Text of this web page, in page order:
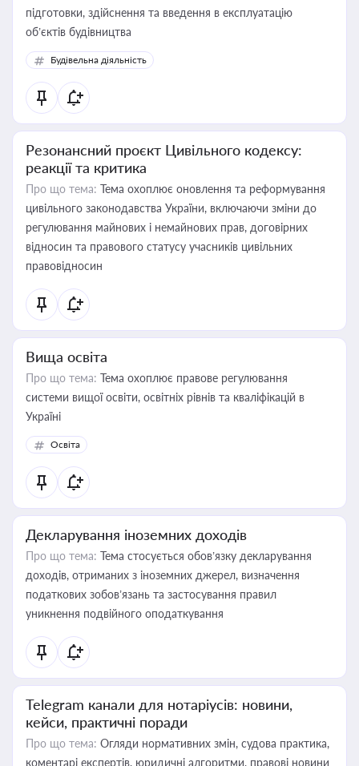
підготовки, здійснення та введення в експлуатацію
об’єктів будівництва
Будівельна діяльність
Резонансний проєкт Цивільного кодексу:
реакції та критика
Про що тема: Тема охоплює оновлення та реформування
цивільного законодавства України, включаючи зміни до
регулювання майнових і немайнових прав, договірних
відносин та правового статусу учасників цивільних
правовідносин
Вища освіта
Про що тема: Тема охоплює правове регулювання
системи вищої освіти, освітніх рівнів та кваліфікацій в
Україні
Освіта
Декларування іноземних доходів
Про що тема: Тема стосується обов’язку декларування
доходів, отриманих з іноземних джерел, визначення
податкових зобов’язань та застосування правил
уникнення подвійного оподаткування
Telegram канали для нотаріусів: новини,
кейси, практичні поради
Про що тема: Огляди нормативних змін, судова практика,
коментарі експертів, юридичні алгоритми, правові новини